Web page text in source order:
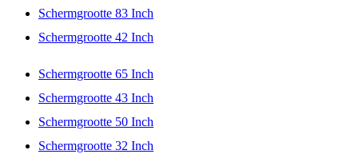
Schermgrootte 83 Inch
Schermgrootte 42 Inch
Schermgrootte 65 Inch
Schermgrootte 43 Inch
Schermgrootte 50 Inch
Schermgrootte 32 Inch